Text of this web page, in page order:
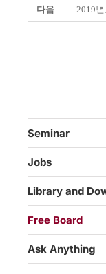
다음 2019
Seminar
Jobs
Library and
Free Board
Ask Anything